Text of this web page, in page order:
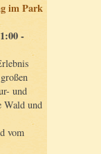
im Park
-
und
Wald und
vom